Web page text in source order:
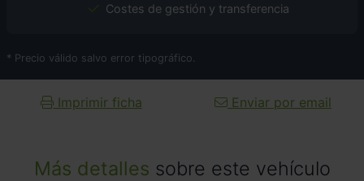
Más detalles sobre este vehículo
Costes de gestión y transferencia
* Precio válido salvo error tipográfico.
Imprimir ficha Enviar por email